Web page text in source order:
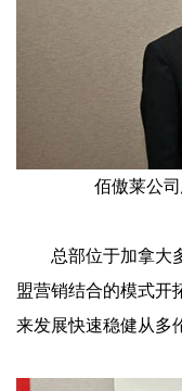
佰傲莱公
总部位于加拿大
盟营销结合的模式开
来发展快速稳健从多